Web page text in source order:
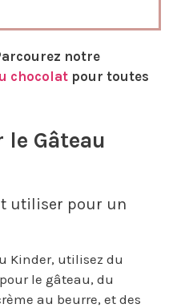
notre
chocolat pour toutes
Gâteau
utiliser pour un
Kinder, utilisez du
le gâteau, du
au beurre, et des